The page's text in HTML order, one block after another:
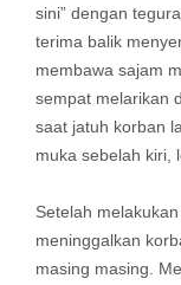
sini” dengan
terima balik
membawa sajam
sempat melarikan
saat jatuh korban
muka sebelah kiri,
Setelah
meninggalkan
masing masing.